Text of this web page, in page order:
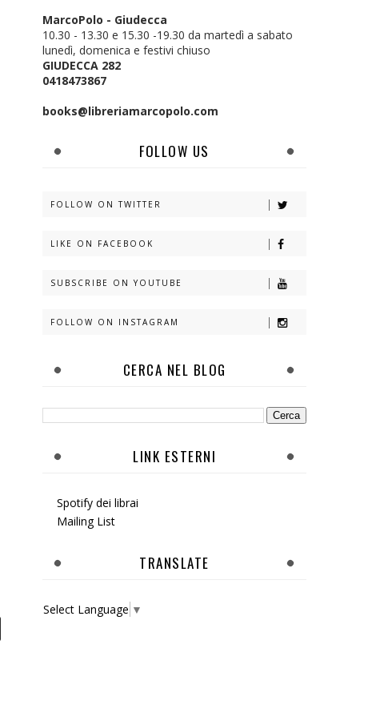
MarcoPolo - Giudecca
10.30 - 13.30 e 15.30 -19.30 da martedì a sabato
lunedì, domenica e festivi chiuso
GIUDECCA 282
0418473867
books@libreriamarcopolo.com
FOLLOW US
FOLLOW ON TWITTER
LIKE ON FACEBOOK
SUBSCRIBE ON YOUTUBE
FOLLOW ON INSTAGRAM
CERCA NEL BLOG
LINK ESTERNI
Spotify dei librai
Mailing List
TRANSLATE
Select Language ▼